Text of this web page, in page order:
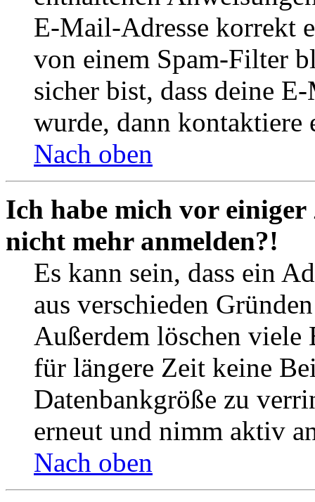
E-Mail-Adresse korrekt
von einem Spam-Filter
sicher bist, dass deine
wurde, dann kontaktiere
Nach oben
Ich habe mich vor
nicht mehr anmelden?!
Es kann sein, dass ein
aus verschieden
Außerdem löschen viele
für längere Zeit keine
Datenbankgröße zu
erneut und nimm aktiv
Nach oben